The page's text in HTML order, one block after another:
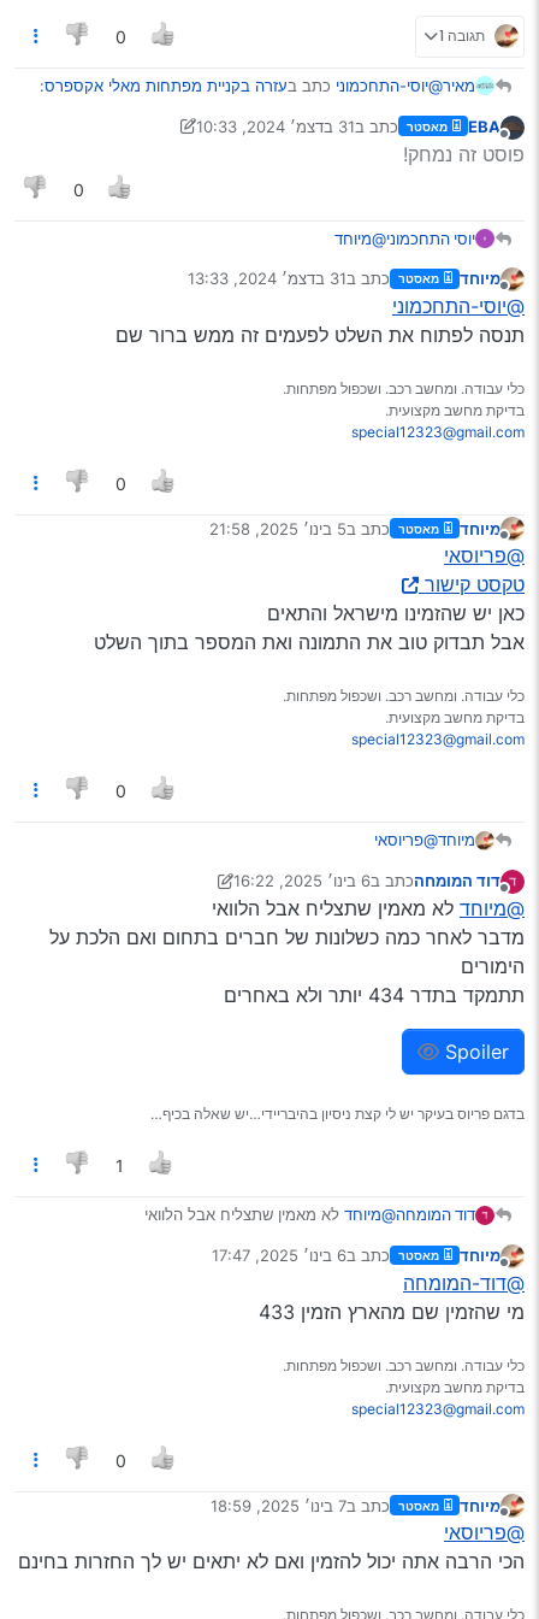
תגובה 1 0
מאיר@יוסי-התחכמוני כתב בעזרה בקניית מפתחות מאלי אקספרס:
אוריס 2021 מנותק
EBA מאסטר כתב ב31 בדצמ׳ 2024, 10:33
נערך לאחרונה על ידי EBA
פוסט זה נמחק!
0
יוסי התחכמוני@מיוחד
שלא הזמין סתם למשהוא יש קורולה ב?ורום שיעשה
אולי ??
מיוחד מאסטר כתב ב31 בדצמ׳ 2024, 13:33
נערך לאחרונה על ידי
@יוסי-התחכמוני
תנסה לפתוח את השלט לפעמים זה ממש ברור שם
כלי עבודה. ומחשב רכב. ושכפול מפתחות.
בדיקת מחשב מקצועית.
special12323@gmail.com
0
מנותק
מיוחד מאסטר כתב ב5 בינו׳ 2025, 21:58
נערך לאחרונה על ידי
@פריוסאי
טקסט קישור
כאן יש שהזמינו מישראל והתאים
אבל תבדוק טוב את התמונה ואת המספר בתוך השלט
כלי עבודה. ומחשב רכב. ושכפול מפתחות.
בדיקת מחשב מקצועית.
special12323@gmail.com
0
מיוחד@פריוסאי
כאן יש שהזמינו מישראל והתאים
אבל תבדוק טוב את התמונה ואת המספר בתוך השלט
דוד המומחהכתב ב6 בינו׳ 2025, 16:22
נערך לאחרונה על ידי דוד המומחה
@מיוחד לא מאמין שתצליח אבל הלוואי
מדבר לאחר כמה כשלונות של חברים בתחום ואם הלכת על
הימורים
תתמקד בתדר 434 יותר ולא באחרים
Spoiler
בדגם פריוס בעיקר יש לי קצת ניסיון בהיבריידי…יש שאלה בכיף…
1
דוד המומחה@מיוחד לא מאמין שתצליח אבל הלוואי
על הימורים
מיוחד מאסטר כתב ב6 בינו׳ 2025, 17:47
נערך לאחרונה על ידי
@דוד-המומחה
מי שהזמין שם מהארץ הזמין 433
כלי עבודה. ומחשב רכב. ושכפול מפתחות.
בדיקת מחשב מקצועית.
special12323@gmail.com
0
מנותק
מיוחד מאסטר כתב ב7 בינו׳ 2025, 18:59
נערך לאחרונה על ידי
@פריוסאי
הכי הרבה אתה יכול להזמין ואם לא יתאים יש לך החזרות בחינם
כלי עבודה. ומחשב רכב. ושכפול מפתחות.